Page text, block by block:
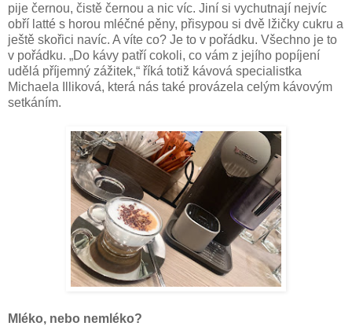
pije černou, čistě černou a nic víc. Jiní si vychutnají nejvíc
obří latté s horou mléčné pěny, přisypou si dvě lžičky cukru a
ještě skořici navíc. A víte co? Je to v pořádku. Všechno je to
v pořádku. „Do kávy patří cokoli, co vám z jejího popíjení
udělá příjemný zážitek,“ říká totiž kávová specialistka
Michaela Illiková, která nás také provázela celým kávovým
setkáním.
Mléko, nebo nemléko?